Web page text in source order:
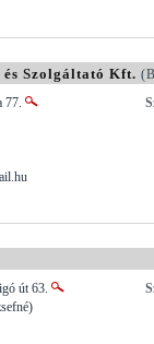
Szolgáltató Kft.
77.
út 63.